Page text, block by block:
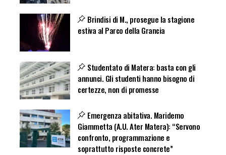
Brindisi di M., prosegue la stagione
estiva al Parco della Grancia
Studentato di Matera: basta con gli
annunci. Gli studenti hanno bisogno di
certezze, non di promesse
Emergenza abitativa. Maridemo
Giammetta (A.U. Ater Matera): “Servono
confronto, programmazione e
soprattutto risposte concrete”